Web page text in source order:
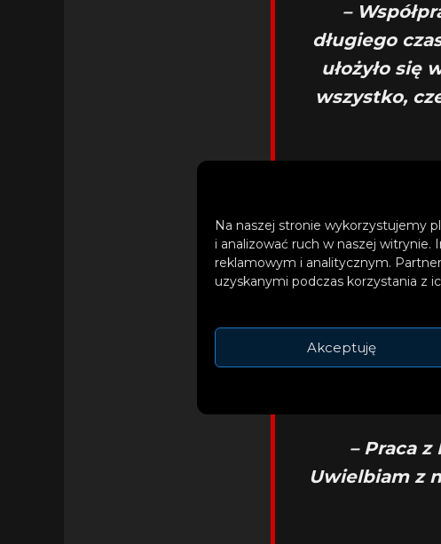
Na naszej stronie wykorzystujemy
i analizować ruch w naszej
reklamowym i analitycznym.
uzyskanymi podczas korzystania z
Akceptuję
–
długiego
ułożyło się
wszystko,
–
– Praca
Uwielbiam z